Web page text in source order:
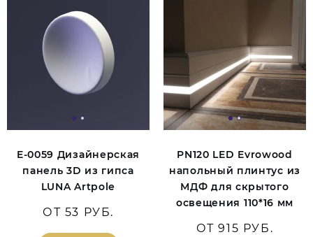
E-0059 Дизайнерская
панель 3D из гипса
LUNA Artpole
ОТ 53 РУБ.
PN120 LED Evrowood
напольный плинтус из
МДФ для скрытого
освещения 110*16 мм
ОТ 915 РУБ.